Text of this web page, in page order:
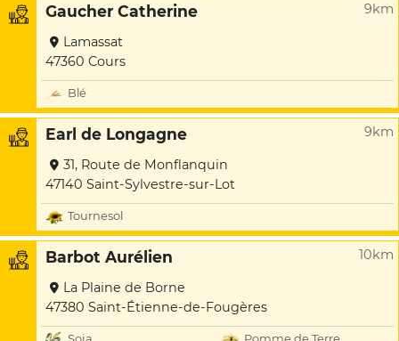
Gaucher Catherine 9km
Lamassat
47360 Cours
Blé
Earl de Longagne 9km
31, Route de Monflanquin
47140 Saint-Sylvestre-sur-Lot
Tournesol
Barbot Aurélien 10km
La Plaine de Borne
47380 Saint-Étienne-de-Fougères